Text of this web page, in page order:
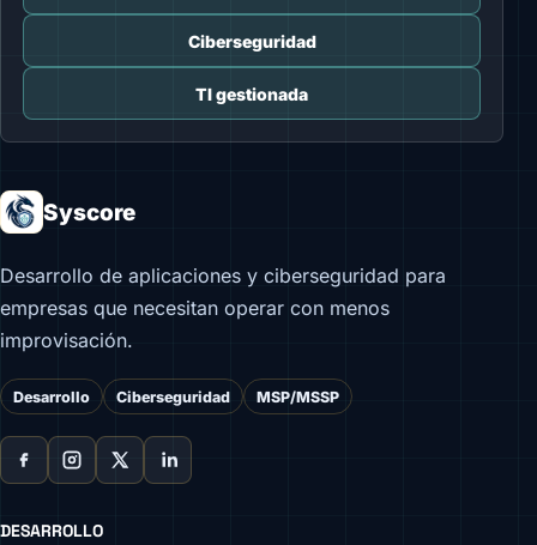
Ciberseguridad
TI gestionada
Syscore
Desarrollo de aplicaciones y ciberseguridad para
empresas que necesitan operar con menos
improvisación.
Desarrollo Ciberseguridad MSP/MSSP
DESARROLLO